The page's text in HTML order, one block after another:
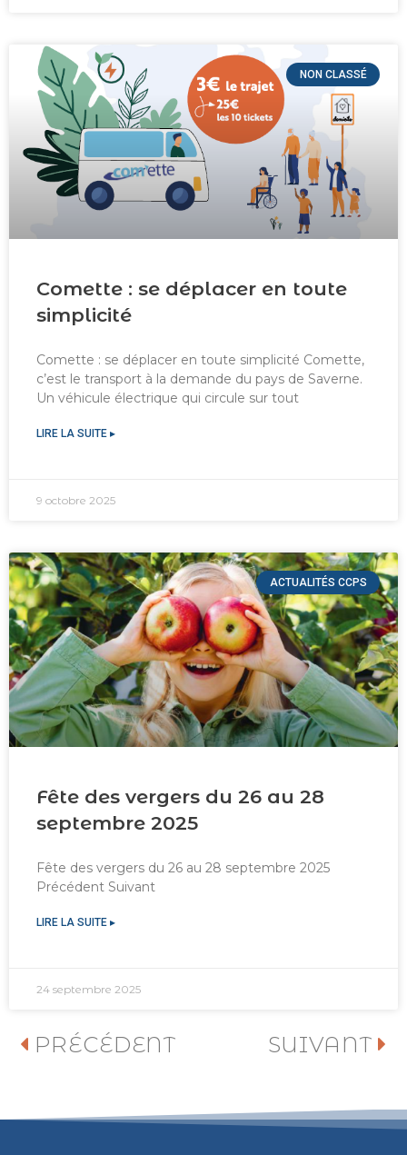
NON CLASSÉ
Comette : se déplacer en toute
simplicité​
Comette : se déplacer en toute simplicité Comette,
c’est le transport à la demande du pays de Saverne.
Un véhicule électrique qui circule sur tout
LIRE LA SUITE ▸
9 octobre 2025
ACTUALITÉS CCPS
Fête des vergers du 26 au 28
septembre 2025
Fête des vergers du 26 au 28 septembre 2025
Précédent Suivant
LIRE LA SUITE ▸
24 septembre 2025
PRÉCÉDENT SUIVANT